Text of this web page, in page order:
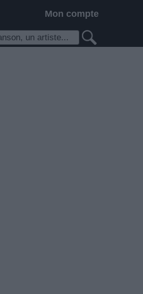
Mon compte